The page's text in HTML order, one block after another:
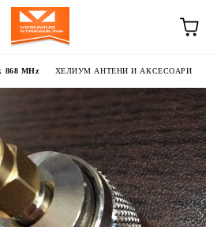
868 MHz ХЕЛИУМ АНТЕНИ И АКСЕСОАРИ